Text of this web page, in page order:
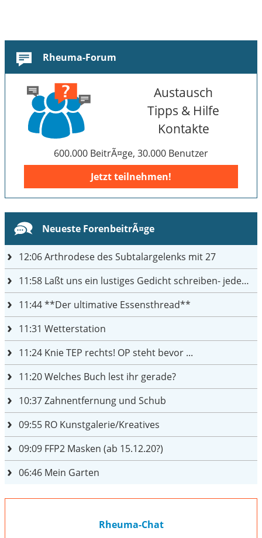
Rheuma-Forum
Austausch
Tipps & Hilfe
Kontakte
600.000 BeitrÃ¤ge, 30.000 Benutzer
Jetzt teilnehmen!
Neueste ForenbeitrÃ¤ge
12:06Arthrodese des Subtalargelenks mit 27
11:58 Laßt uns ein lustiges Gedicht schreiben- jeder einen Satz
11:44**Der ultimative Essensthread**
11:31 Wetterstation
11:24 Knie TEP rechts! OP steht bevor ...
11:20Welches Buch lest ihr gerade?
10:37Zahnentfernung und Schub
09:55 RO Kunstgalerie/Kreatives
09:09 FFP2 Masken (ab 15.12.20?)
06:46 Mein Garten
Rheuma-Chat